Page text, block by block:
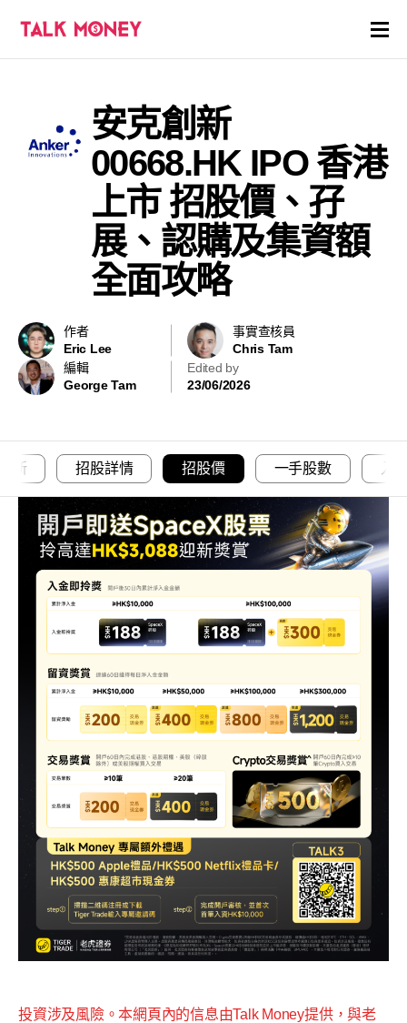
證券商評價
各種投資產品戶口
虛擬貨幣
關於
安克創新
00668.HK IPO 香港
上市 招股價、孖
展、認購及集資額
全面攻略
作者
Eric Lee
事實查核員
Chris Tam
編輯
George Tam
Edited by
23/06/2026
新 招股詳情 招股價 一手股數 入
投資涉及風險。本網頁內的信息由Talk Money提供，與老